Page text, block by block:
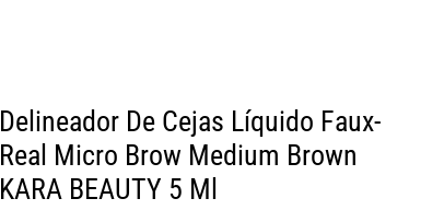
Delineador De Cejas Líquido Faux-
Real Micro Brow Medium Brown
KARA BEAUTY 5 Ml